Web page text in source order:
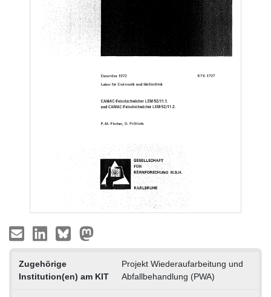
Zugehörige
Institution(en) am KIT
Projekt Wiederaufarbeitung und
Abfallbehandlung (PWA)